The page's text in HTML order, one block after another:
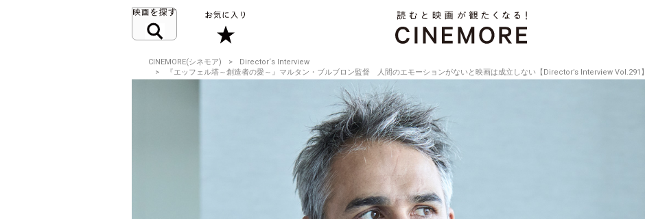
CINEMORE(シネモア)
Director‘s Interview
『エッフェル塔～創造者の愛～』マルタン・ブルブロン監督 人間のエモーションがないと映画は成立しない【Director’s Interview Vol.291】